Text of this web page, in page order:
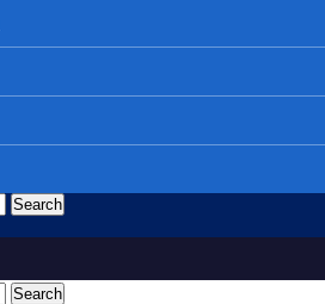
Search
Search